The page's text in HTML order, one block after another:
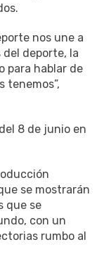
nos une a
deporte, la
para hablar de
tenemos”,
8 de junio en
se mostrarán
que se
con un
rumbo al